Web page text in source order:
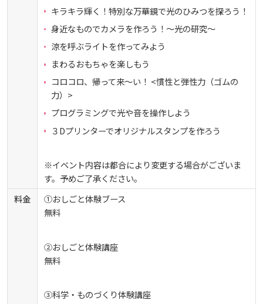
キラキラ輝く！特別な万華鏡で光のひみつを探ろう！
身近なものでカメラを作ろう！～光の研究～
涼を呼ぶライトを作ってみよう
まわるおもちゃを楽しもう
コロコロ、帰って来～い！ <慣性と弾性力（ゴムの
力）>
プログラミングで光や音を操作しよう
３Dプリンターでオリジナルスタンプを作ろう
※イベント内容は都合により変更する場合がございま
す。予めご了承ください。
料金
①おしごと体験ブース
無料
②おしごと体験講座
無料
③科学・ものづくり体験講座